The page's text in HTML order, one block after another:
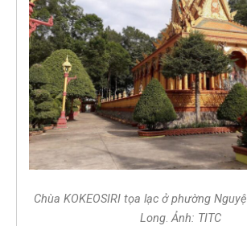
Chùa KOKEOSIRI tọa lạc ở phường
Long. Ảnh: TITC